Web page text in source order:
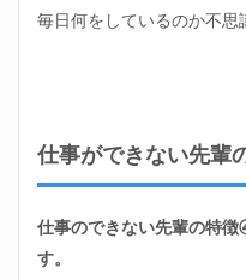
毎日何をしているのか不思
仕事ができない先輩
仕事のできない先輩の特
す。